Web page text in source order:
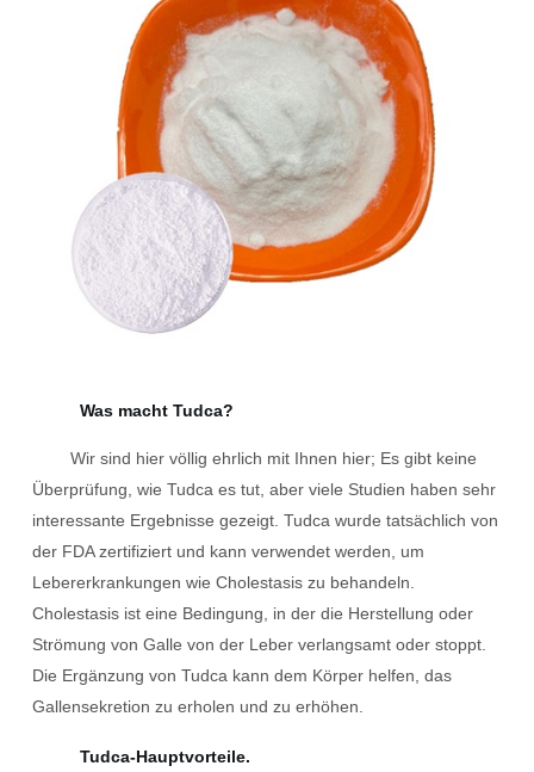
Was macht Tudca?
Wir sind hier völlig ehrlich mit Ihnen hier; Es gibt keine
Überprüfung, wie Tudca es tut, aber viele Studien haben sehr
interessante Ergebnisse gezeigt. Tudca wurde tatsächlich von
der FDA zertifiziert und kann verwendet werden, um
Lebererkrankungen wie Cholestasis zu behandeln.
Cholestasis ist eine Bedingung, in der die Herstellung oder
Strömung von Galle von der Leber verlangsamt oder stoppt.
Die Ergänzung von Tudca kann dem Körper helfen, das
Gallensekretion zu erholen und zu erhöhen.
Tudca-Hauptvorteile.